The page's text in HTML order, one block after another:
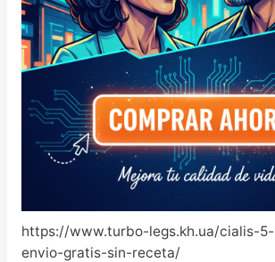
https://www.turbo-legs.kh.ua/cialis-
envio-gratis-sin-receta/